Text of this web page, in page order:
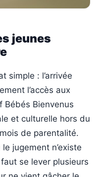
jeunes
simple : l’arrivée
l’accès aux
Bébés Bienvenus
et culturelle hors du
de parentalité.
jugement n’existe
se lever plusieurs